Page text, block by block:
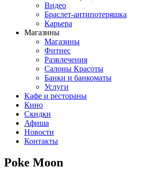
Видео
Браслет-антипотеряшка
Карьера
Магазины
Магазины
Фитнес
Развлечения
Салоны Красоты
Банки и банкоматы
Услуги
Кафе и рестораны
Кино
Скидки
Афиша
Новости
Контакты
Poke Moon